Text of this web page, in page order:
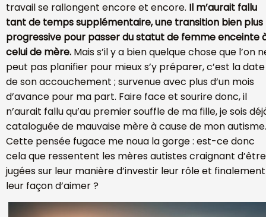
travail se rallongent encore et encore. Il m’aurait fallu
tant de temps supplémentaire, une transition bien plus
progressive pour passer du statut de femme enceinte
celui de mère. Mais s’il y a bien quelque chose que l’on
peut pas planifier pour mieux s’y préparer, c’est la date
de son accouchement ; survenue avec plus d’un mois
d’avance pour ma part. Faire face et sourire donc, il
n’aurait fallu qu’au premier souffle de ma fille, je sois
cataloguée de mauvaise mère à cause de mon autisme.
Cette pensée fugace me noua la gorge : est-ce donc
cela que ressentent les mères autistes craignant d’être
jugées sur leur manière d’investir leur rôle et finalement
leur façon d’aimer ?